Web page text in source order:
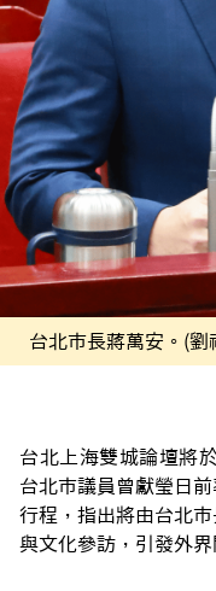
台北市長蔣萬安。(劉
台北上海雙城論壇將
台北市議員曾獻瑩日
行程，指出將由台北
與文化參訪，引發外界